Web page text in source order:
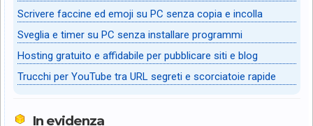
Scrivere faccine ed emoji su PC senza copia e incolla
Sveglia e timer su PC senza installare programmi
Hosting gratuito e affidabile per pubblicare siti e blog
Trucchi per YouTube tra URL segreti e scorciatoie rapide
In evidenza